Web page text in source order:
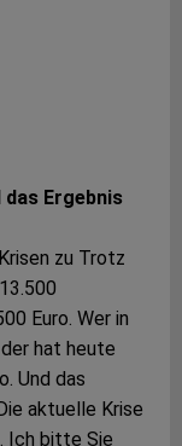
Ergebnis
zu Trotz
Euro. Wer in
hat heute
Und das
aktuelle Krise
Ich bitte Sie